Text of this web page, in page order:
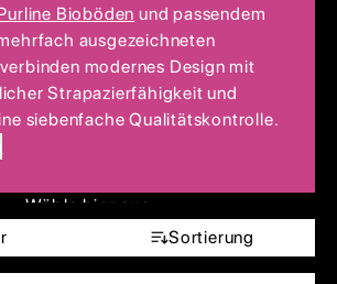
Bioböden und passendem
ausgezeichneten
modernes Design mit
Strapazierfähigkeit und
siebenfache Qualitätskontrolle.
Wähle hier aus:
Sortierung